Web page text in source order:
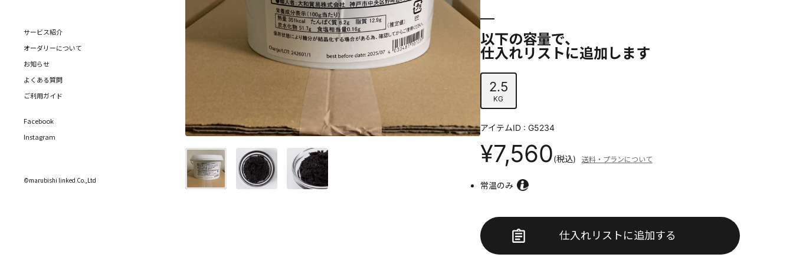
サービス紹介
オーダリーについて
お知らせ
よくある質問
ご利用ガイド
Facebook
Instagram
©marubishi linked Co.,Ltd
以下の容量で、
仕入れリストに追加します
2.5
KG
アイテムID : G5234
¥7,560(税込) 送料・プランについて
常温のみ
仕入れリストに追加する